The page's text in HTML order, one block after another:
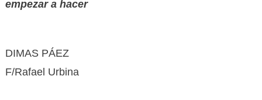
empezar a hacer
DIMAS PÁEZ
F/Rafael Urbina